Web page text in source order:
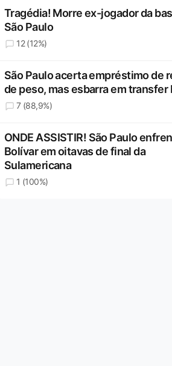
Tragédia! Morre ex-jogador da
São Paulo
12 (12%)
São Paulo acerta empréstimo de
de peso, mas esbarra em transfer
7 (88,9%)
ONDE ASSISTIR! São Paulo
Bolívar em oitavas de final da
Sulamericana
1 (100%)